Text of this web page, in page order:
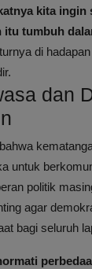
kita ingin
itu tumbuh
di
dan
untuk
politik
agar
bagi seluruh